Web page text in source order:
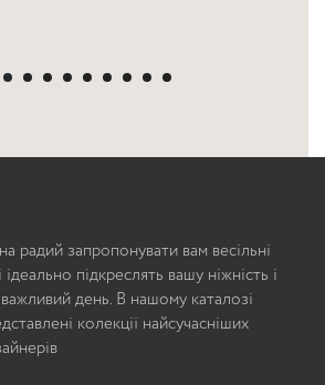
радий запропонувати вам весільні
ідеально підкреслять вашу ніжність і
день. В нашому каталозі
колекції найсучасніших